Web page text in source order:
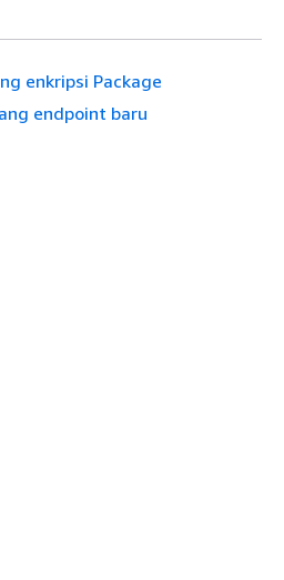
enkripsi Package
endpoint baru